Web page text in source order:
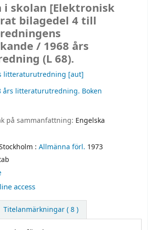
skolan [Elektronisk
bilagedel 4 till
/ 1968 års
(L 68).
litteraturutredning [aut]
års litteraturutredning. Boken
på sammanfattning: Engelska
: Allmänna förl. 1973
access
Titelanmärkningar ( 8 )